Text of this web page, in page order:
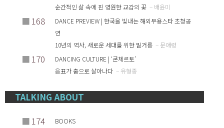
순간적인 삶 속에 핀 영원한 교감의 꽃 – 배윤미
■ 168
DANCE PREVIEW | 한국을 빛내는 해외무용스타 초청공
연
10년의 역사, 새로운 세대를 위한 밑거름 – 문애령
■ 170
DANCING CULTURE | ‘콘체르토’
음표가 춤으로 살아나다 – 유형종
TALKING ABOUT
■ 174 BOOKS